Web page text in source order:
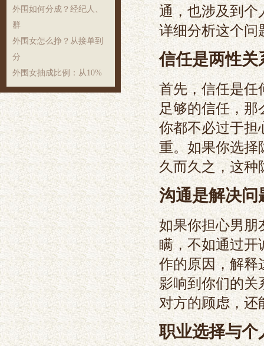
外围如何分成？经纪人、
群
外围女怎么挣？从接单到
分
外围女抽成比例：从10%
通，也涉及到个
详细分析这个问
信任是两性关
首先，信任是任
足够的信任，
你都不必过于担
重。如果你选择
久而久之，这种
沟通是解决问
如果你担心男朋
瞒，不如通过开
作的原因，解释
影响到你们的关
对方的顾虑，还
职业选择与个